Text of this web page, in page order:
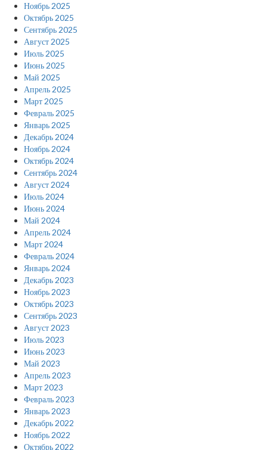
Ноябрь 2025
Октябрь 2025
Сентябрь 2025
Август 2025
Июль 2025
Июнь 2025
Май 2025
Апрель 2025
Март 2025
Февраль 2025
Январь 2025
Декабрь 2024
Ноябрь 2024
Октябрь 2024
Сентябрь 2024
Август 2024
Июль 2024
Июнь 2024
Май 2024
Апрель 2024
Март 2024
Февраль 2024
Январь 2024
Декабрь 2023
Ноябрь 2023
Октябрь 2023
Сентябрь 2023
Август 2023
Июль 2023
Июнь 2023
Май 2023
Апрель 2023
Март 2023
Февраль 2023
Январь 2023
Декабрь 2022
Ноябрь 2022
Октябрь 2022